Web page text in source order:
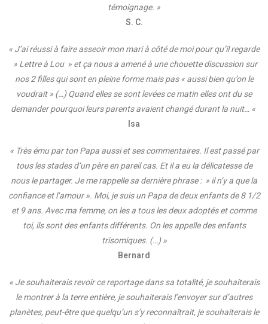
témoignage. »
S. C.
« J’ai réussi à faire asseoir mon mari à côté de moi pour qu’il regarde
» Lettre à Lou » et ça nous a amené à une chouette discussion sur
nos 2 filles qui sont en pleine forme mais pas « aussi bien qu’on le
voudrait » (…) Quand elles se sont levées ce matin elles ont du se
demander pourquoi leurs parents avaient changé durant la nuit… «
Isa
« Très ému par ton Papa aussi et ses commentaires. Il est passé par
tous les stades d’un père en pareil cas. Et il a eu la délicatesse de
nous le partager. Je me rappelle sa dernière phrase : » il n’y a que la
confiance et l’amour ». Moi, je suis un Papa de deux enfants de 8 1/2
et 9 ans. Avec ma femme, on les a tous les deux adoptés et comme
toi, ils sont des enfants différents. On les appelle des enfants
trisomiques. (…) »
Bernard
« Je souhaiterais revoir ce reportage dans sa totalité, je souhaiterais
le montrer à la terre entière, je souhaiterais l’envoyer sur d’autres
planètes, peut-être que quelqu’un s’y reconnaîtrait, je souhaiterais le